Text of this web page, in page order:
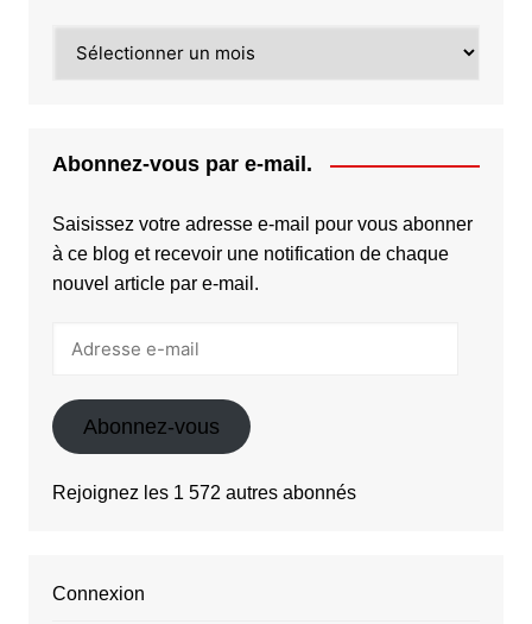
Abonnez-vous par e-mail.
Saisissez votre adresse e-mail pour vous abonner
à ce blog et recevoir une notification de chaque
nouvel article par e-mail.
Abonnez-vous
Rejoignez les 1 572 autres abonnés
Connexion